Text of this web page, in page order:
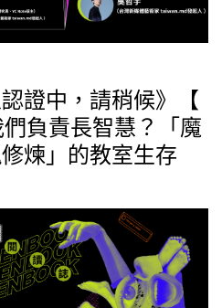
證中，請稍候》【
負責長智慧？「魔
煉」的教室生存